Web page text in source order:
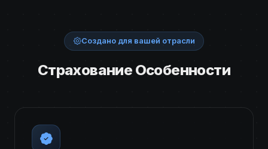
Создано для вашей отрасли
Страхование Особенности